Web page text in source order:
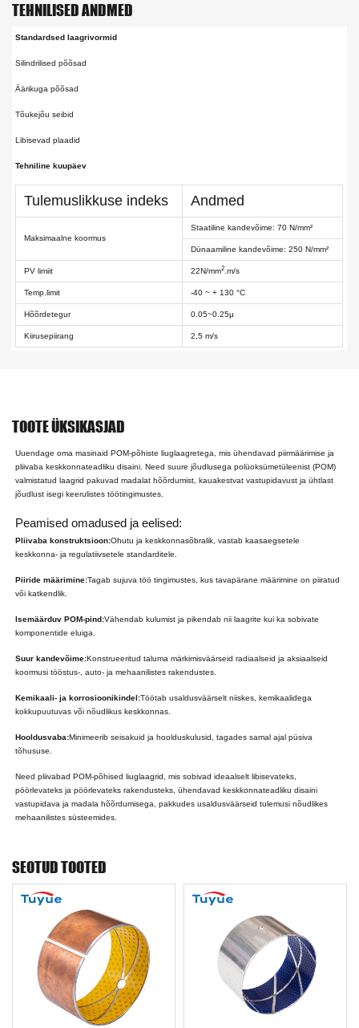
TEHNILISED ANDMED
Standardsed laagrivormid
Silindrilised põõsad
Äärikuga põõsad
Tõukejõu seibid
Libisevad plaadid
Tehniline kuupäev
Tulemuslikkuse indeks Andmed
Maksimaalne koormus
Staatiline kandevõime: 70 N/mm²
Dünaamiline kandevõime: 250 N/mm²
PV limiit 22N/mm2 .m/s
Temp.limit -40 ~ + 130 °C
Hõõrdetegur 0.05~0.25μ
Kiirusepiirang 2,5 m/s
TOOTE ÜKSIKASJAD
Uuendage oma masinaid POM-põhiste liuglaagretega, mis ühendavad piirmäärimise ja
pliivaba keskkonnateadliku disaini. Need suure jõudlusega polüoksümetüleenist (POM)
valmistatud laagrid pakuvad madalat hõõrdumist, kauakestvat vastupidavust ja ühtlast
jõudlust isegi keerulistes töötingimustes.
Peamised omadused ja eelised:
Pliivaba konstruktsioon:Ohutu ja keskkonnasõbralik, vastab kaasaegsetele
keskkonna- ja regulatiivsetele standarditele.
Piiride määrimine:Tagab sujuva töö tingimustes, kus tavapärane määrimine on piiratud
või katkendlik.
Isemäärduv POM-pind:Vähendab kulumist ja pikendab nii laagrite kui ka sobivate
komponentide eluiga.
Suur kandevõime:Konstrueeritud taluma märkimisväärseid radiaalseid ja aksiaalseid
koormusi tööstus-, auto- ja mehaanilistes rakendustes.
Kemikaali- ja korrosioonikindel:Töötab usaldusväärselt niiskes, kemikaalidega
kokkupuutuvas või nõudlikus keskkonnas.
Hooldusvaba:Minimeerib seisakuid ja hoolduskulusid, tagades samal ajal püsiva
tõhususe.
Need pliivabad POM-põhised liuglaagrid, mis sobivad ideaalselt libisevateks,
pöörlevateks ja pöörlevateks rakendusteks, ühendavad keskkonnateadliku disaini
vastupidava ja madala hõõrdumisega, pakkudes usaldusväärseid tulemusi nõudlikes
mehaanilistes süsteemides.
SEOTUD TOOTED